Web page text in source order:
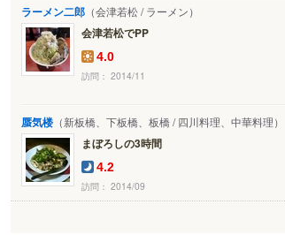
ラーメン二郎 （会津若松 / ラーメン）
会津若松でPP
4.0
訪問： 2014/11
蜃気楼 （新板橋、下板橋、板橋 / 四川料理、中華料理）
まぼろしの3時間
4.2
訪問： 2014/09